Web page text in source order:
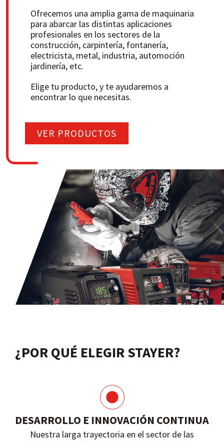
Ofrecemos una amplia gama de maquinaria
para abarcar las distintas aplicaciones
profesionales en los sectores de la
construcción, carpintería, fontanería,
electricista, metal, industria, automoción
jardinería, etc.
Elige tu producto, y te ayudaremos a
encontrar lo que necesitas.
VER PRODUCTOS
¿POR QUÉ ELEGIR STAYER?
DESARROLLO E INNOVACIÓN CONTINUA
Nuestra larga trayectoria en el sector de las